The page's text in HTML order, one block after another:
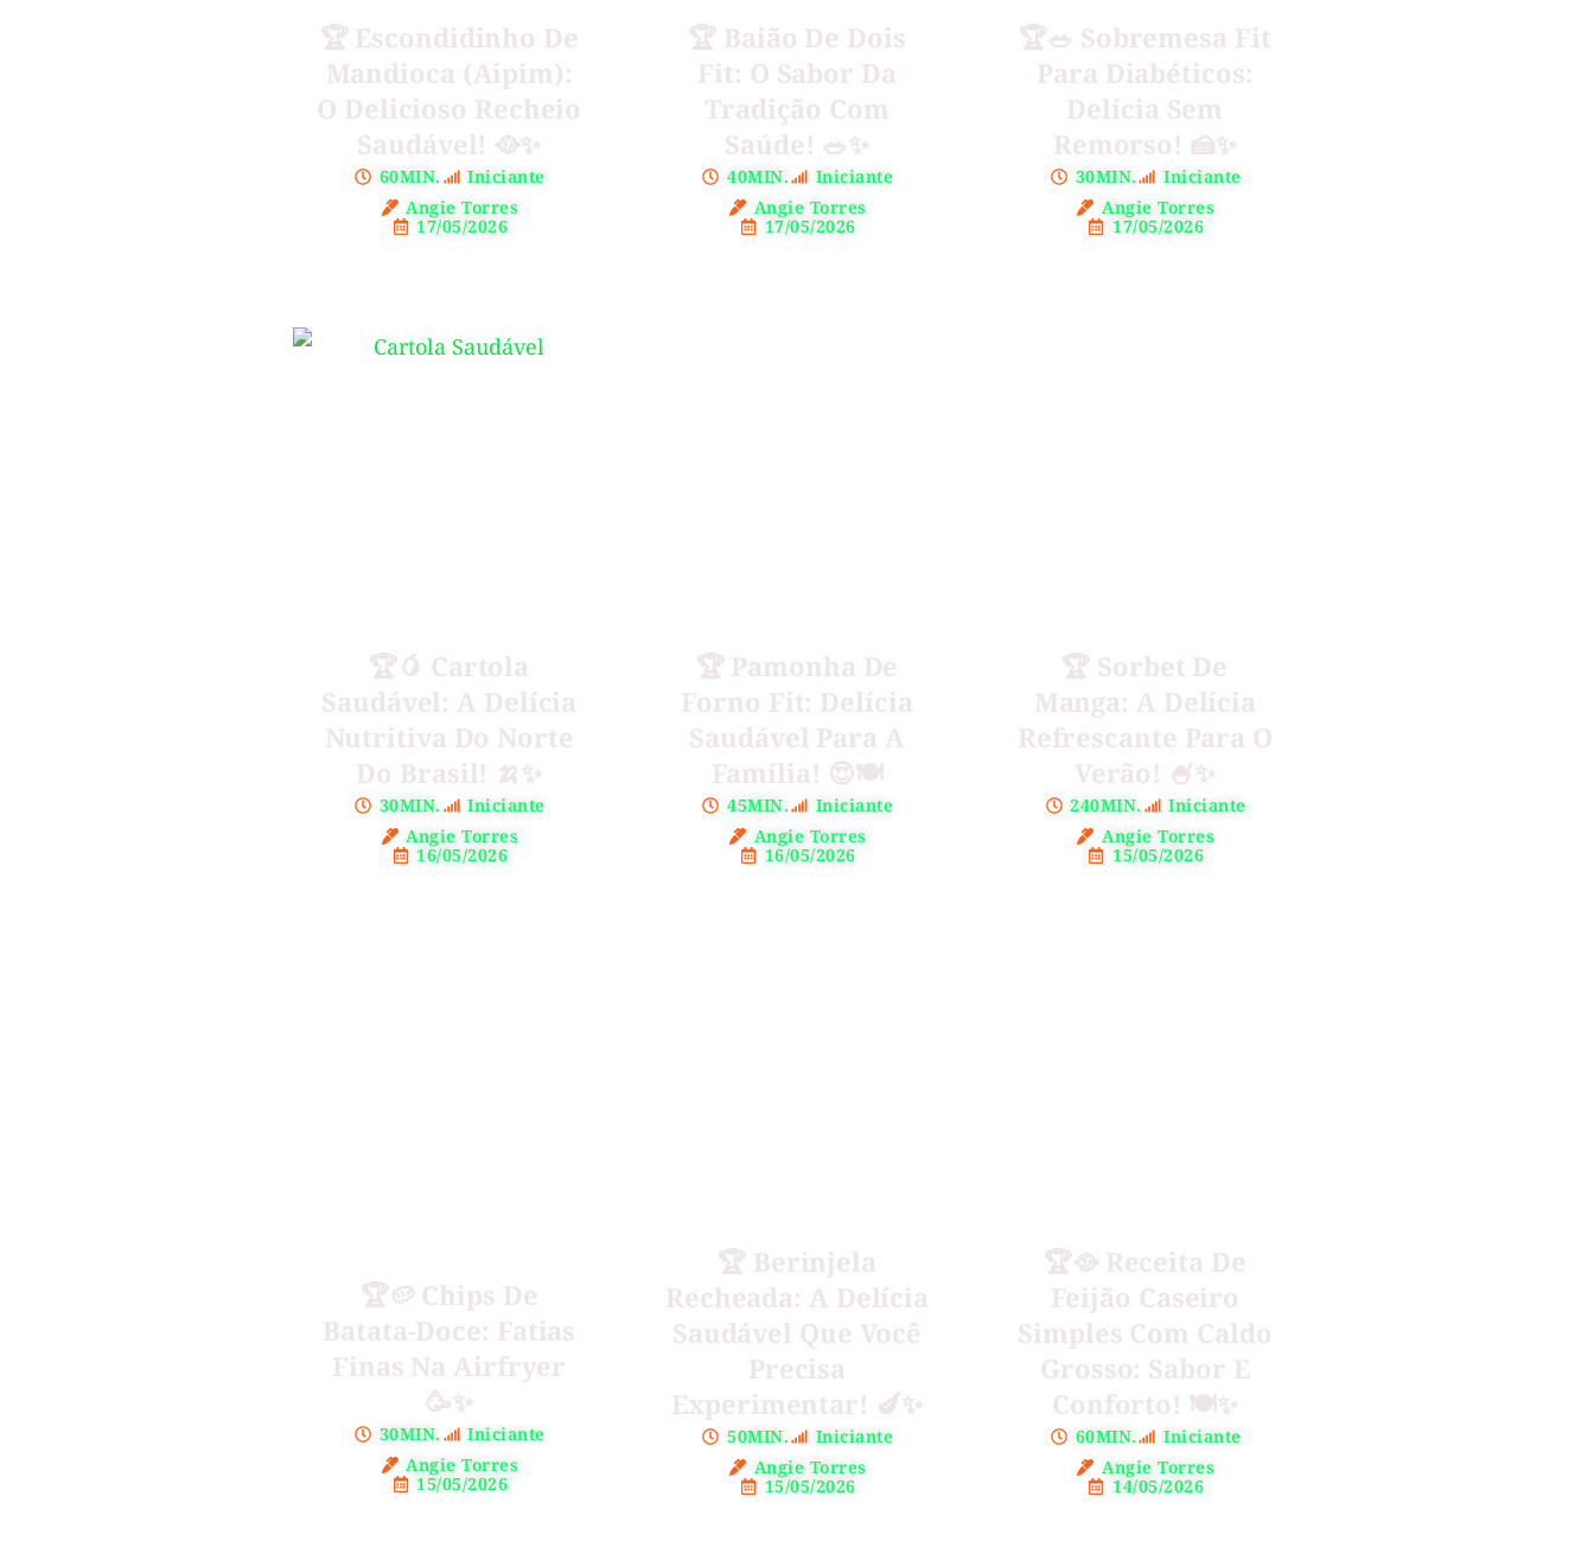
🏆 Escondidinho De
Mandioca (Aipim):
O Delicioso Recheio
Saudável! 🥘✨
60MIN.
Iniciante
Angie Torres
17/05/2026
🏆 Baião De Dois
Fit: O Sabor Da
Tradição Com
Saúde! 🥗✨
40MIN.
Iniciante
Angie Torres
17/05/2026
🏆🥗 Sobremesa Fit
Para Diabéticos:
Delícia Sem
Remorso! 🍰✨
30MIN.
Iniciante
Angie Torres
17/05/2026
🏆🥭 Cartola
Saudável: A Delícia
Nutritiva Do Norte
Do Brasil! 🍌✨
30MIN.
Iniciante
Angie Torres
16/05/2026
🏆 Pamonha De
Forno Fit: Delícia
Saudável Para A
Família! 😍🍽️
45MIN.
Iniciante
Angie Torres
16/05/2026
🏆 Sorbet De
Manga: A Delícia
Refrescante Para O
Verão! 🍧✨
240MIN.
Iniciante
Angie Torres
15/05/2026
🏆🥔 Chips De
Batata-Doce: Fatias
Finas Na Airfryer
🥳✨
30MIN.
Iniciante
Angie Torres
15/05/2026
🏆 Berinjela
Recheada: A Delícia
Saudável Que Você
Precisa
Experimentar! 🍆✨
50MIN.
Iniciante
Angie Torres
15/05/2026
🏆🥘 Receita De
Feijão Caseiro
Simples Com Caldo
Grosso: Sabor E
Conforto! 🍽️✨
60MIN.
Iniciante
Angie Torres
14/05/2026